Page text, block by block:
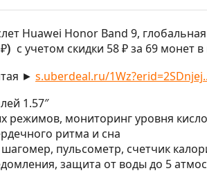
Huawei Honor Band 9,
с учетом скидки 58 ₽ за 69 монет
► s.uberdeal.ru/
1.57″
режимов, мониторинг уровня
ритма и сна
пульсометр, счетчик
защита от воды до 5